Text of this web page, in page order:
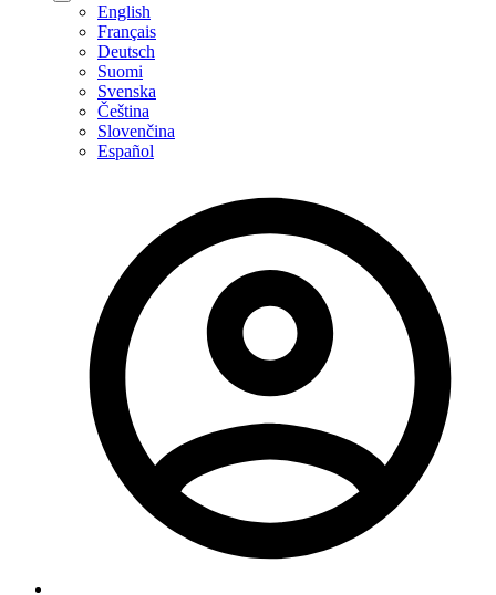
English
Français
Deutsch
Suomi
Svenska
Čeština
Slovenčina
Español